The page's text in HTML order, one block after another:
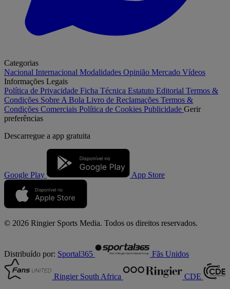
Categorias
Nacional Internacional Modalidades Opinião Mercado Vídeos
Informações Legais
Política de Privacidade Ficha Técnica Estatuto Editorial Termos &
Condições Sobre A Bola Livro de Reclamações Termos &
Condições Comerciais Política de Cookies Publicidade Gerir
preferências
Descarregue a app gratuita
Google Play App Store
© 2026 Ringier Sports Media. Todos os direitos reservados.
Distribuído por: Sportal365 Fãs Unidos
Ringier South Africa CDE